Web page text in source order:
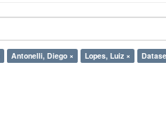
Antonelli, Diego × Lopes, Luiz ×